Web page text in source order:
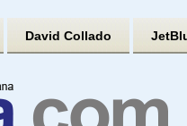
David Collado